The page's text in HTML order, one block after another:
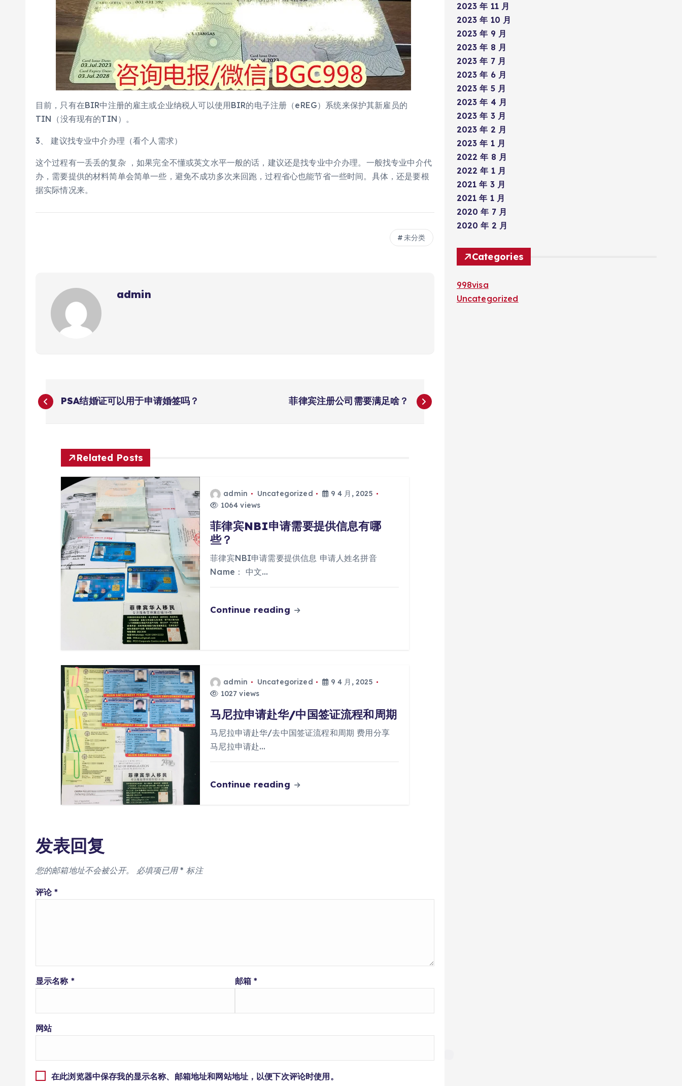
目前，只有在BIR中注册的雇主或企业纳税人可以使用BIR的电子注册（eREG）系统来保护其新雇员的
TIN（没有现有的TIN）。
3、 建议找专业中介办理（看个人需求）
这个过程有一丢丢的复杂 ，如果完全不懂或英文水平一般的话，建议还是找专业中介办理。一般找专业中介代
办，需要提供的材料简单会简单一些，避免不成功多次来回跑，过程省心也能节省一些时间。具体，还是要根
据实际情况来。
未分类
admin
文
PSA结婚证可以用于申请婚签吗？ 菲律宾注册公司需要满足啥？
Related Posts
admin Uncategorized
9 4 月, 2025
1064 views
菲律宾NBI申请需要提供信息有哪
些？
菲律宾NBI申请需要提供信息 申请人姓名拼音
Name： 中文…
Continue reading
admin Uncategorized
9 4 月, 2025
1027 views
马尼拉申请赴华/中国签证流程和周期
马尼拉申请赴华/去中国签证流程和周期 费用分享
马尼拉申请赴…
Continue reading
发表回复
您的邮箱地址不会被公开。 必填项已用* 标注
评论*
显示名称 * 邮箱*
网站
在此浏览器中保存我的显示名称、邮箱地址和网站地址，以便下次评论时使用。
2023 年 11 月
2023 年 10 月
2023 年 9 月
2023 年 8 月
2023 年 7 月
2023 年 6 月
2023 年 5 月
2023 年 4 月
2023 年 3 月
2023 年 2 月
2023 年 1 月
2022 年 8 月
2022 年 1 月
2021 年 3 月
2021 年 1 月
2020 年 7 月
2020 年 2 月
Categories
998visa
Uncategorized